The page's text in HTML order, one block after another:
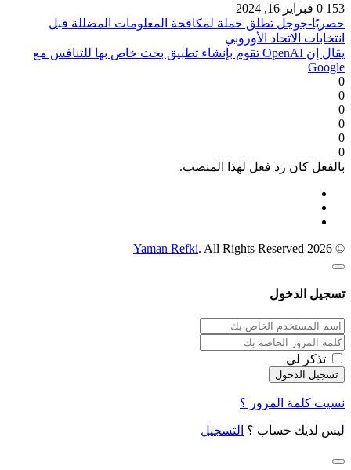
153
0 فبراير 16, 2024
حصريًا-جوجل تطلق حملة لمكافحة المعلومات المضللة قبل
انتخابات الاتحاد الأوروبي
يقال إن OpenAI تقوم بإنشاء تطبيق بحث خاص بها للتنافس مع
Google
0
0
0
0
0
0
بالفعل كان رد فعل لهذا المنصب.
© 2026
Yaman Refki. All Rights Reserved
تسجيل الدخول
تذكر لي
نسيت كلمة المرور ؟
ليس لديك حساب ؟ التسجيل